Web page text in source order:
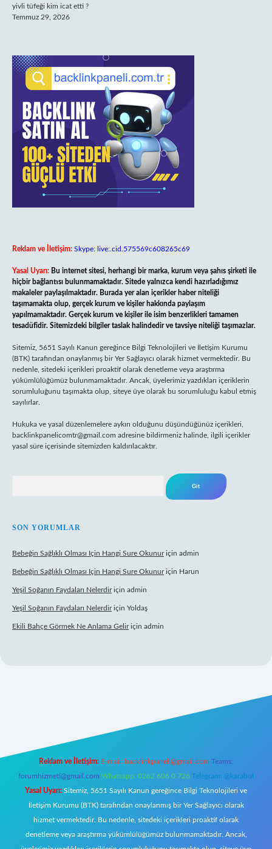
yivli tüfeği kim icat etti ?
Temmuz 29, 2026
Reklam ve İletişim: Skype: live:.cid.575569c608265c69
Yasal Uyarı: Bu internet sitesi, herhangi bir marka, kurum veya şahıs şirketi ile
hiçbir bağlantısı bulunmamaktadır. Sitede yalnızca kendi hazırladığımız
makaleler paylaşılmaktadır. Burada yer alan içerikler haber niteliği
taşımamakta olup, gerçek kurum ve kişiler hakkında paylaşım
yapılmamaktadır. Gerçek kurum ve kişiler ile isim benzerlikleri tamamen
tesadüfidir. Sitemizdeki bilgiler taslak halindedir ve tavsiye niteliği taşımazlar.
Sitemiz, 5651 Sayılı Kanun gereğince Bilgi Teknolojileri ve İletişim Kurumu
(BTK) tarafından onaylanmış bir Yer Sağlayıcı olarak hizmet vermektedir. Bu
nedenle, sitedeki içerikleri proaktif olarak denetleme veya araştırma
yükümlülüğümüz bulunmamaktadır. Ancak, üyelerimiz yazdıkları içeriklerin
sorumluluğunu taşımakta olup, siteye üye olarak bu sorumluluğu kabul etmiş
sayılırlar.
Hukuka ve yasal düzenlemelere aykırı olduğunu düşündüğünüz içerikleri,
backlinkpanelicomtr@gmail.com adresine bildirmeniz halinde, ilgili içerikler
yasal süre içerisinde sitemizden kaldırılacaktır.
SON YORUMLAR
Bebeğin Sağlıklı Olması Için Hangi Sure Okunuriçin admin
Bebeğin Sağlıklı Olması Için Hangi Sure Okunuriçin Harun
Yeşil Soğanın Faydaları Nelerdiriçin admin
Yeşil Soğanın Faydaları Nelerdiriçin Yoldaş
Ekili Bahçe Görmek Ne Anlama Geliriçin admin
Reklam ve İletişim: E-mail: backlinkpaneli@gmail.com Teams:
forumhizmeti@gmail.com Whatsapp: 0262 606 0 726 Telegram: @karabul
Yasal Uyarı: Sitemiz, 5651 Sayılı Kanun gereğince Bilgi Teknolojileri ve
İletişim Kurumu (BTK) tarafından onaylanmış bir Yer Sağlayıcı olarak
hizmet vermektedir. Bu nedenle, sitedeki içerikleri proaktif olarak
denetleme veya araştırma yükümlülüğümüz bulunmamaktadır. Ancak,